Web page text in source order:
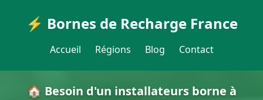
⚡ Bornes de Recharge France
Accueil Régions Blog Contact
🏠 Besoin d'un installateurs borne à